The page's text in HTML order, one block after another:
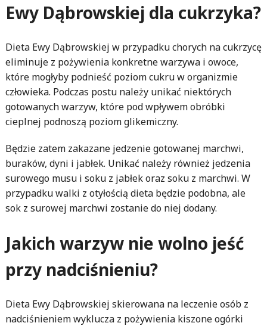
Ewy Dąbrowskiej dla cukrzyka?
Dieta Ewy Dąbrowskiej w przypadku chorych na cukrzycę
eliminuje z pożywienia konkretne warzywa i owoce,
które mogłyby podnieść poziom cukru w organizmie
człowieka. Podczas postu należy unikać niektórych
gotowanych warzyw, które pod wpływem obróbki
cieplnej podnoszą poziom glikemiczny.
Będzie zatem zakazane jedzenie gotowanej marchwi,
buraków, dyni i jabłek. Unikać należy również jedzenia
surowego musu i soku z jabłek oraz soku z marchwi. W
przypadku walki z otyłością dieta będzie podobna, ale
sok z surowej marchwi zostanie do niej dodany.
Jakich warzyw nie wolno jeść
przy nadciśnieniu?
Dieta Ewy Dąbrowskiej skierowana na leczenie osób z
nadciśnieniem wyklucza z pożywienia kiszone ogórki